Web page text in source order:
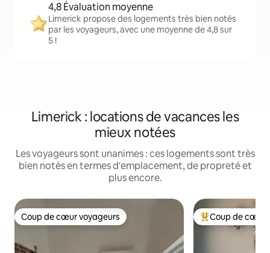
4,8 Évaluation moyenne
Limerick propose des logements très bien notés
par les voyageurs, avec une moyenne de 4,8 sur
5 !
Limerick : locations de vacances les
mieux notées
Les voyageurs sont unanimes : ces logements sont très
bien notés en termes d'emplacement, de propreté et
plus encore.
Coup de cœur voyageurs
Coup de cœur voyageurs Coups de cœur
Coup de cœur